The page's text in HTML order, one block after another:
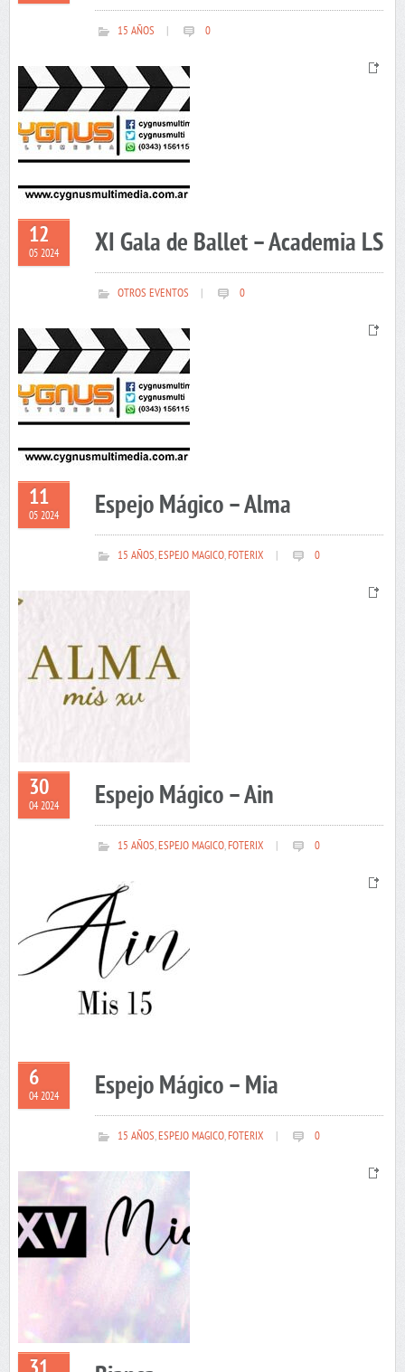
15 AÑOS 0
12
05 2024 XI Gala de Ballet – Academia LS
OTROS EVENTOS 0
11
05 2024 Espejo Mágico – Alma
15 AÑOS,ESPEJO MAGICO,FOTERIX 0
30
04 2024 Espejo Mágico – Ain
15 AÑOS,ESPEJO MAGICO,FOTERIX 0
6
04 2024 Espejo Mágico – Mia
15 AÑOS,ESPEJO MAGICO,FOTERIX 0